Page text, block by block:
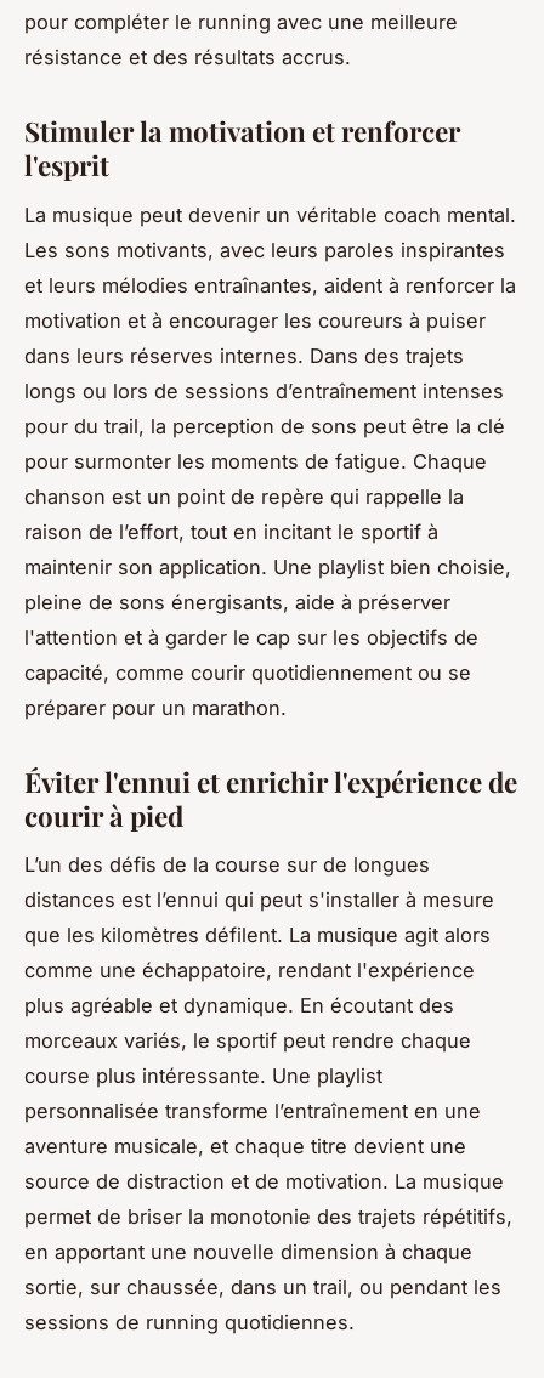
pour compléter le running avec une meilleure
résistance et des résultats accrus.
Stimuler la motivation et renforcer
l'esprit
La musique peut devenir un véritable coach mental.
Les sons motivants, avec leurs paroles inspirantes
et leurs mélodies entraînantes, aident à renforcer la
motivation et à encourager les coureurs à puiser
dans leurs réserves internes. Dans des trajets
longs ou lors de sessions d’entraînement intenses
pour du trail, la perception de sons peut être la clé
pour surmonter les moments de fatigue. Chaque
chanson est un point de repère qui rappelle la
raison de l’effort, tout en incitant le sportif à
maintenir son application. Une playlist bien choisie,
pleine de sons énergisants, aide à préserver
l'attention et à garder le cap sur les objectifs de
capacité, comme courir quotidiennement ou se
préparer pour un marathon.
Éviter l'ennui et enrichir l'expérience de
courir à pied
L’un des défis de la course sur de longues
distances est l’ennui qui peut s'installer à mesure
que les kilomètres défilent. La musique agit alors
comme une échappatoire, rendant l'expérience
plus agréable et dynamique. En écoutant des
morceaux variés, le sportif peut rendre chaque
course plus intéressante. Une playlist
personnalisée transforme l’entraînement en une
aventure musicale, et chaque titre devient une
source de distraction et de motivation. La musique
permet de briser la monotonie des trajets répétitifs,
en apportant une nouvelle dimension à chaque
sortie, sur chaussée, dans un trail, ou pendant les
sessions de running quotidiennes.